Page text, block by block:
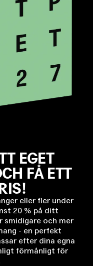
EGET
FÅ ETT
eller fler under
20 % på ditt
smidigare och mer
- en perfekt
efter dina egna
förmånligt för